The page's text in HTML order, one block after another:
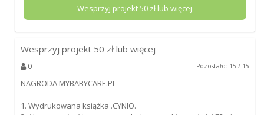
Wesprzyj projekt50 zł lub więcej
Wesprzyj projekt 50 zł lub więcej
0 Pozostało: 15 / 15
NAGRODA MYBABYCARE.PL
1. Wydrukowana książka .CYNIO.